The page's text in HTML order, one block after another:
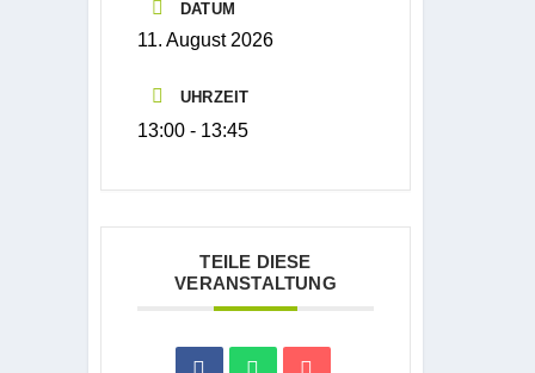
DATUM
11. August 2026
UHRZEIT
13:00 - 13:45
TEILE DIESE
VERANSTALTUNG